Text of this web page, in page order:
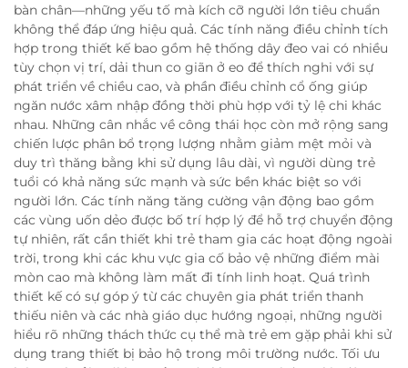
bàn chân—những yếu tố mà kích cỡ người lớn tiêu chuẩn
không thể đáp ứng hiệu quả. Các tính năng điều chỉnh tích
hợp trong thiết kế bao gồm hệ thống dây đeo vai có nhiều
tùy chọn vị trí, dải thun co giãn ở eo để thích nghi với sự
phát triển về chiều cao, và phần điều chỉnh cổ ống giúp
ngăn nước xâm nhập đồng thời phù hợp với tỷ lệ chi khác
nhau. Những cân nhắc về công thái học còn mở rộng sang
chiến lược phân bổ trọng lượng nhằm giảm mệt mỏi và
duy trì thăng bằng khi sử dụng lâu dài, vì người dùng trẻ
tuổi có khả năng sức mạnh và sức bền khác biệt so với
người lớn. Các tính năng tăng cường vận động bao gồm
các vùng uốn dẻo được bố trí hợp lý để hỗ trợ chuyển động
tự nhiên, rất cần thiết khi trẻ tham gia các hoạt động ngoài
trời, trong khi các khu vực gia cố bảo vệ những điểm mài
mòn cao mà không làm mất đi tính linh hoạt. Quá trình
thiết kế có sự góp ý từ các chuyên gia phát triển thanh
thiếu niên và các nhà giáo dục hướng ngoại, những người
hiểu rõ những thách thức cụ thể mà trẻ em gặp phải khi sử
dụng trang thiết bị bảo hộ trong môi trường nước. Tối ưu